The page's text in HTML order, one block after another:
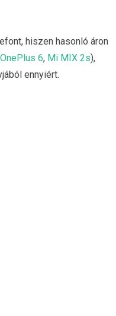
hiszen hasonló áron
OnePlus 6, Mi MIX 2s),
ennyiért.